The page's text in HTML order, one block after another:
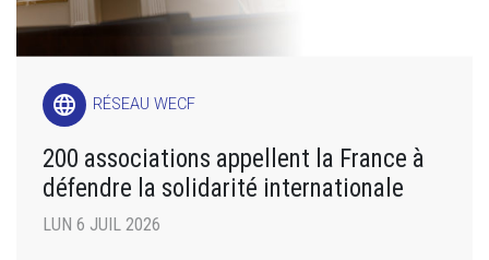
language RÉSEAU WECF
200 associations appellent la France à
défendre la solidarité internationale
LUN 6 JUIL 2026